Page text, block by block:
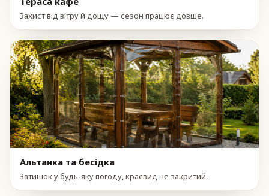
Захист від вітру й дощу — сезон працює довше.
Альтанка та бесідка
Затишок у будь-яку погоду, краєвид не закритий.